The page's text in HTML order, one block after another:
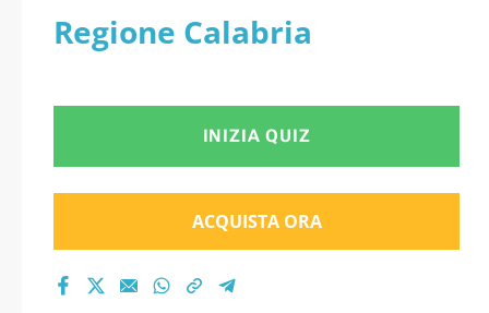
Regione Calabria
INIZIA QUIZ
ACQUISTA ORA